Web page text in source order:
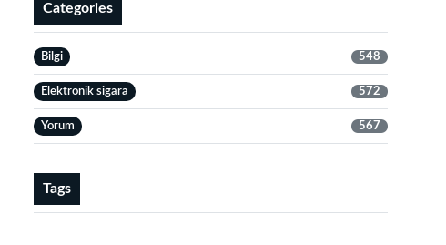
Categories
Bilgi 548
Elektronik sigara 572
Yorum 567
Tags